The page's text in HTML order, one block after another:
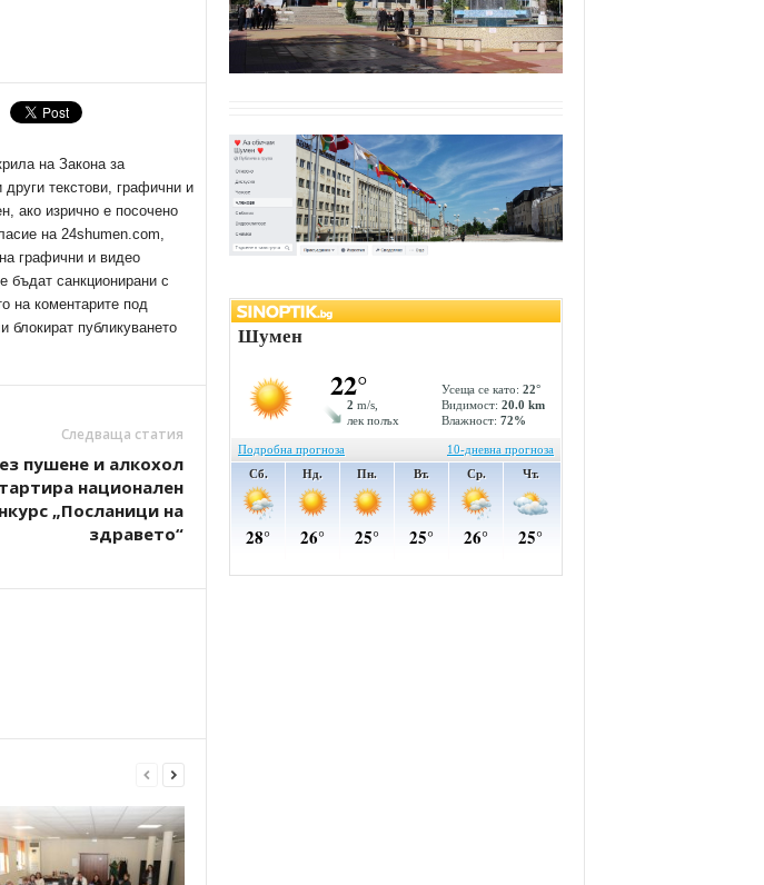
на Закона за
текстови, графични и
ако изрично е посочено
на 24shumen.com,
графични и видео
бъдат санкционирани с
на коментарите под
блокират публикуването
Следваща статия
пушене и алкохол
национален
„Посланици на
здравето“